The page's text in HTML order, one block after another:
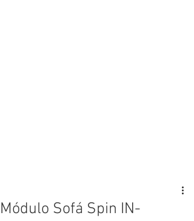
Módulo Sofá Spin IN-